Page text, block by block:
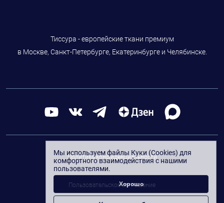
Тиссура - европейские ткани премиум
в Москве, Санкт-Петербурге, Екатеринбурге и Челябинске.
Политика конфиденциальности
Пользовательское соглашение
Мы используем файлы Куки (Cookies) для
комфортного взаимодействия с нашими
пользователями.
Хорошо